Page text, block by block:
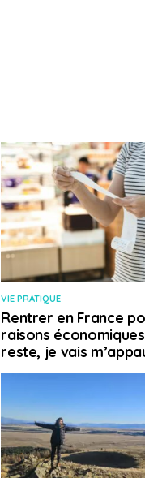
VIE PRATIQUE
Rentrer en France
raisons économiques
reste, je vais